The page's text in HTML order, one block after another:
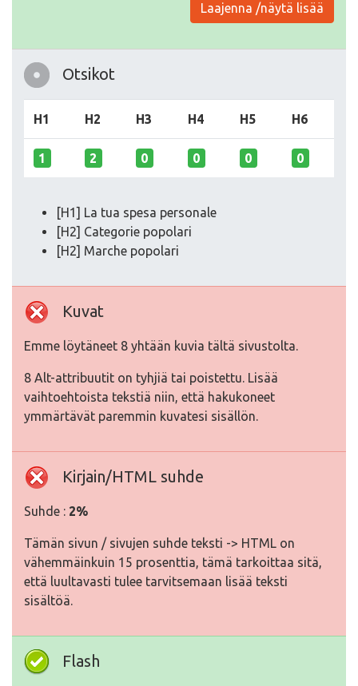
Laajenna /näytä lisää
Otsikot
H1 H2 H3 H4 H5 H6
1 2 0 0 0 0
[H1] La tua spesa personale
[H2] Categorie popolari
[H2] Marche popolari
Kuvat
Emme löytäneet 8 yhtään kuvia tältä sivustolta.
8 Alt-attribuutit on tyhjiä tai poistettu. Lisää
vaihtoehtoista tekstiä niin, että hakukoneet
ymmärtävät paremmin kuvatesi sisällön.
Kirjain/HTML suhde
Suhde : 2%
Tämän sivun / sivujen suhde teksti -> HTML on
vähemmäinkuin 15 prosenttia, tämä tarkoittaa sitä,
että luultavasti tulee tarvitsemaan lisää teksti
sisältöä.
Flash